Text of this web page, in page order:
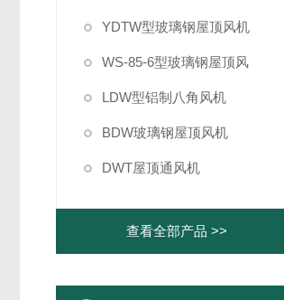
YDTW型玻璃钢屋顶风机
WS-85-6型玻璃钢屋顶风
LDW型铝制八角风机
BDW玻璃钢屋顶风机
DWT屋顶通风机
查看全部产品 >>